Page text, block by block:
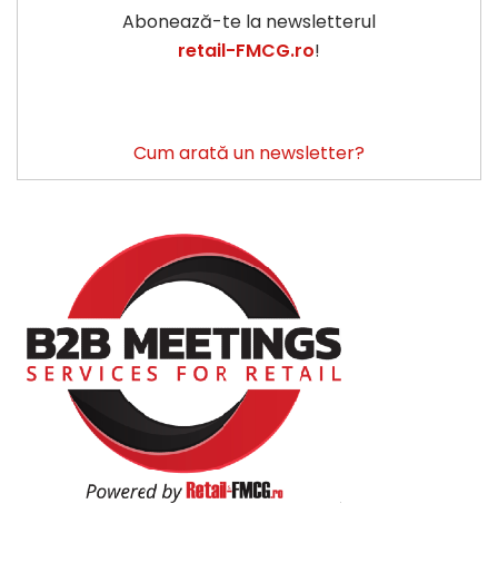
Abonează-te la newsletterul
retail-FMCG.ro!
Cum arată un newsletter?